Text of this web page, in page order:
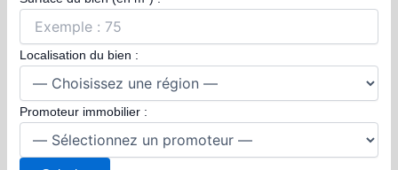
Localisation du bien :
Promoteur immobilier :